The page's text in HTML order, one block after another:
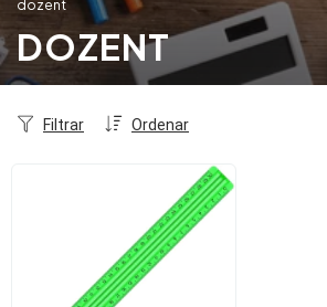
dozent
DOZENT
Ordenar
Filtrar